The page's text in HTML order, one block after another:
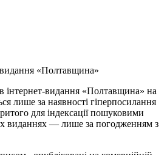
«Полтавщина»
інтернет-видання «Полтавщина» на
лише за наявності гіперпосилання
для індексації пошуковими
виданнях — лише за погодженням з